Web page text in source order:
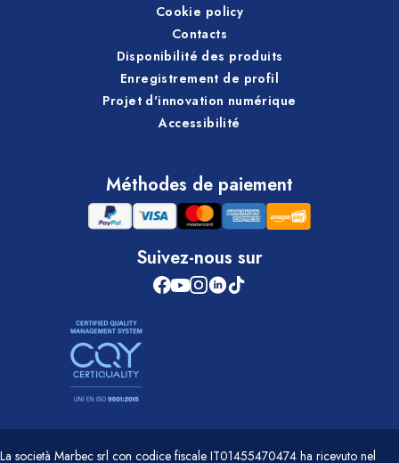
Cookie policy
Contacts
Disponibilité des produits
Enregistrement de profil
Projet d'innovation numérique
Accessibilité
Méthodes de paiement
Suivez-nous sur
La società Marbec srl con codice fiscale IT01455470474 ha ricevuto nel